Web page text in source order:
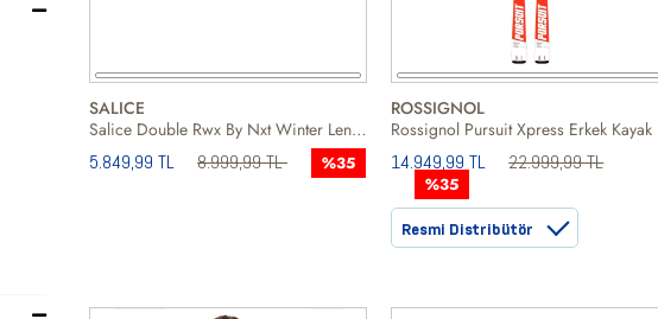
SALICE
Salice Double Rwx By Nxt Winter Lens Cat Erkek Beyaz Goggle
5.849,99 TL 8.999,99 TL %35
ROSSIGNOL
Rossignol Pursuit Xpress Erkek Kayak
14.949,99 TL 22.999,99 TL
%35
Resmi Distribütör